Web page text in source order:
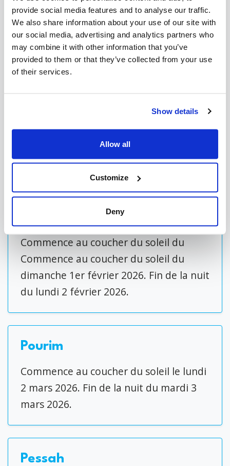
provide social media features and to analyse our traffic.
We also share information about your use of our site with
our social media, advertising and analytics partners who
may combine it with other information that you’ve
provided to them or that they’ve collected from your use
of their services.
Show details
Allow all
Customize
Deny
Commence chaque année au coucher
du soleil le 9 novembre et se termine à
la tombée de la nuit le 10 novembre.
Commence au coucher du soleil le
dimanche 14 décembre 2025. Fin de la
nuit du lundi 22 décembre 2025.
Commence au coucher du soleil du
Commence au coucher du soleil du
dimanche 1er février 2026. Fin de la nuit
du lundi 2 février 2026.
Pourim
Commence au coucher du soleil le lundi
2 mars 2026. Fin de la nuit du mardi 3
mars 2026.
Pessah